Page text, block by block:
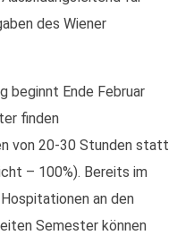
des Wiener
beginnt Ende Februar
finden
von 20-30 Stunden statt
– 100%). Bereits im
an den
Semester können